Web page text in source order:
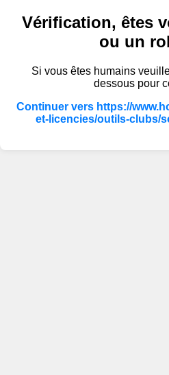
Vérification, êtes
ou un
Si vous êtes humains
dessous pour
Continuer vers https://
et-licencies/outils-clubs/